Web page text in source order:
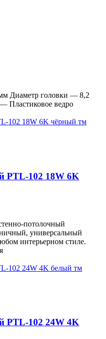
Диаметр головки — 8,2
Пластиковое ведро
PTL-102 18W 6K
потолочный
универсальный
интерьерном стиле.
PTL-102 24W 4K